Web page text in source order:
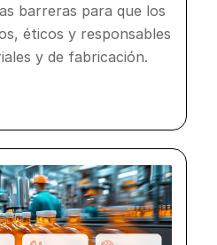
barreras para que los
éticos y responsables
y de fabricación.